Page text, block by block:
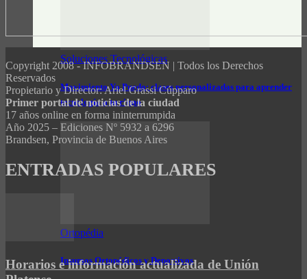
Soluciones Tecnológicas
Movimiento Yo Puedo: clases personalizadas para aprender
tecnología a tu ritmo
Ortopédia
Insumos Ortopédicos y Deportivos
Copyright 2008 - INFOBRANDSEN | Todos los Derechos
Reservados
Propietario y Director: Ariel Grassi Cúpparo
Primer portal de noticias de la ciudad
17 años online en forma ininterrumpida
Año 2025 – Ediciones Nº 5932 a 6296
Brandsen, Provincia de Buenos Aires
ENTRADAS POPULARES
Horarios e información actualizada de Unión